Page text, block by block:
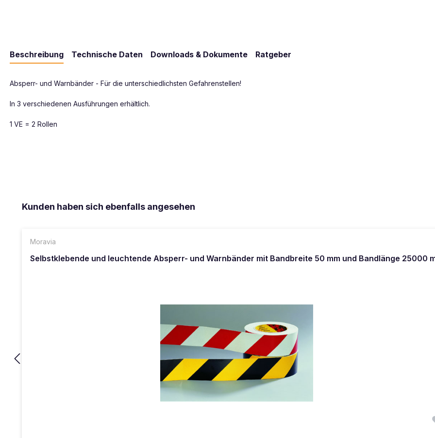
Beschreibung Technische Daten Downloads & Dokumente Ratgeber
Absperr- und Warnbänder - Für die unterschiedlichsten Gefahrenstellen!
In 3 verschiedenen Ausführungen erhältlich.
1 VE = 2 Rollen
Produktgalerie überspringen
Kunden haben sich ebenfalls angesehen
Moravia
Selbstklebende und leuchtende Absperr- und Warnbänder mit Bandbreite 50 mm und Bandlänge 25000